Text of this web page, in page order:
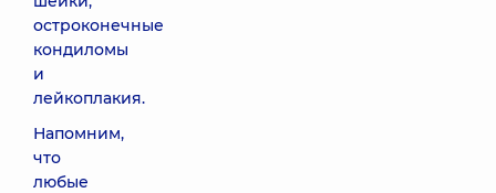
остроконечные
кондиломы
и
лейкоплакия.
Напомним,
что
любые